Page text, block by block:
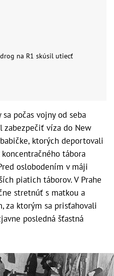
na R1 skúsil utiecť
počas vojny od seba
zabezpečiť víza do New
ktorých deportovali
tábora
oslobodením v máji
piatich táborov. V Prahe
stretnúť s matkou a
za ktorým sa prisťahovali
posledná šťastná